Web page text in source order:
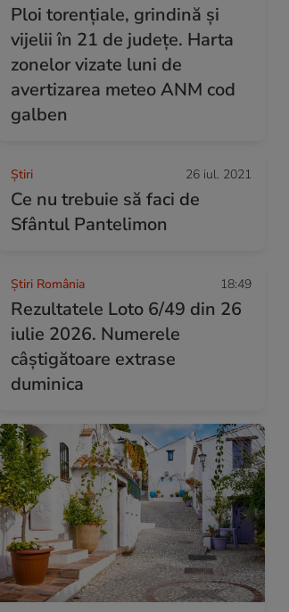
Ploi torențiale, grindină și
vijelii în 21 de județe. Harta
zonelor vizate luni de
avertizarea meteo ANM cod
galben
Ştiri 26 iul. 2021
Ce nu trebuie să faci de
Sfântul Pantelimon
Știri România 18:49
Rezultatele Loto 6/49 din 26
iulie 2026. Numerele
câștigătoare extrase
duminica